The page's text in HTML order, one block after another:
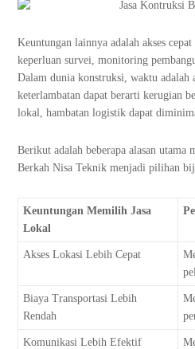
Keuntungan lainnya adalah akses
keperluan survei, monitoring
Dalam dunia konstruksi, waktu adalah
keterlambatan dapat berarti kerugian
lokal, hambatan logistik dapat
Berikut adalah beberapa alasan utama
Berkah Nisa Teknik menjadi pilihan
Keuntungan Memilih Jasa
Lokal
Akses Lokasi Lebih Cepat
Biaya Transportasi Lebih
Rendah
Komunikasi Lebih Efektif